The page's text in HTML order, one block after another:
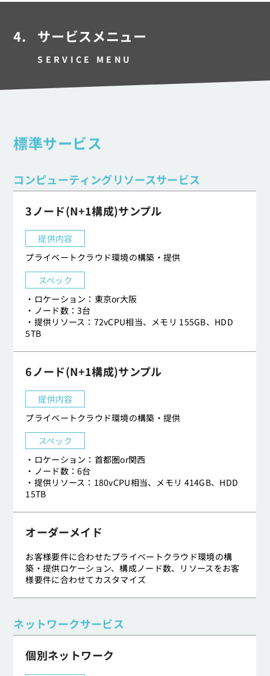
4. サービスメニュー
SERVICE MENU
標準サービス
コンピューティングリソースサービス
3ノード(N+1構成)サンプル
提供内容
プライベートクラウド環境の構築・提供
スペック
・ロケーション：東京or大阪
・ノード数：3台
・提供リソース：72vCPU相当、メモリ 155GB、HDD
5TB
6ノード(N+1構成)サンプル
提供内容
プライベートクラウド環境の構築・提供
スペック
・ロケーション：首都圏or関西
・ノード数：6台
・提供リソース：180vCPU相当、メモリ 414GB、HDD
15TB
オーダーメイド
お客様要件に合わせたプライベートクラウド環境の構
築・提供ロケーション、構成ノード数、リソースをお客
様要件に合わせてカスタマイズ
ネットワークサービス
個別ネットワーク